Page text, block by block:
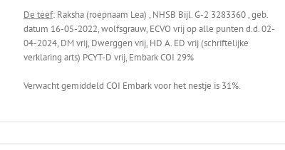
De teef: Raksha (roepnaam Lea) , NHSB Bijl. G-2 3283360 , geb.
datum 16-05-2022, wolfsgrauw, ECVO vrij op alle punten d.d. 02-
04-2024, DM vrij, Dwerggen vrij, HD A. ED vrij (schriftelijke
verklaring arts) PCYT-D vrij, Embark COI 29%
Verwacht gemiddeld COI Embark voor het nestje is 31%.